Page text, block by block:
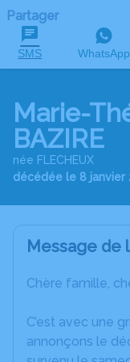
Partager
SMS WhatsApp
Marie-
BAZIRE
née FLECHEUX
décédée le 8 janvier
Message de
Chère famille,
C’est avec une
annonçons le